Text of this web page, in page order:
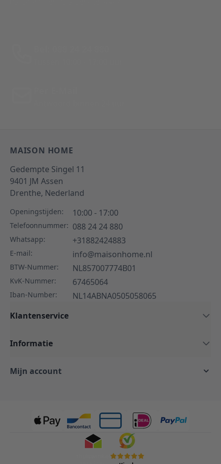
MAISON HOME
Gedempte Singel 11
9401 JM Assen
Drenthe, Nederland
Openingstijden: 10:00 - 17:00
Telefoonnummer: 088 24 24 880
Whatsapp: +31882424883
E-mail: info@maisonhome.nl
BTW-Nummer: NL857007774B01
KvK-Nummer: 67465064
Iban-Number:
NL14ABNA0505058065
Klantenservice
Informatie
Mijn account